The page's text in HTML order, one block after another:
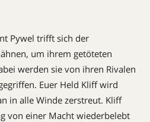
Pywel trifft sich der
um ihrem getöteten
werden sie von ihren Rivalen
Euer Held Kliff wird
in alle Winde zerstreut. Kliff
von einer Macht wiederbelebt